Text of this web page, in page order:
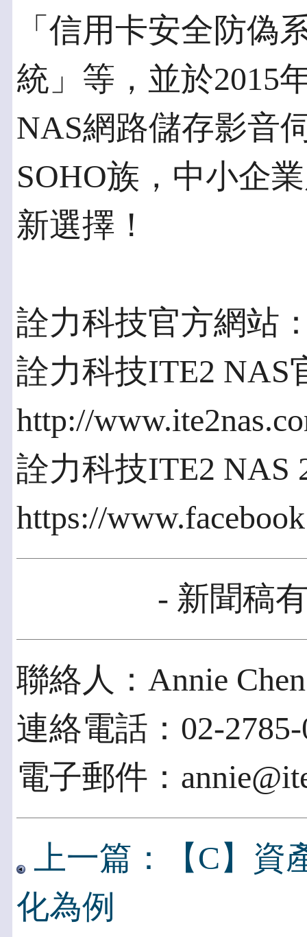
「信用卡安全防偽
統」等，並於2015
NAS網路儲存影音
SOHO族，中小企
新選擇！
詮力科技官方網站
詮力科技ITE2 NAS
http://
詮力科技ITE2 NAS
https://
- 新聞稿
聯絡人：Annie Chen
連絡電話：02-2785-
電子郵件：
上一篇：【C】資
化為例